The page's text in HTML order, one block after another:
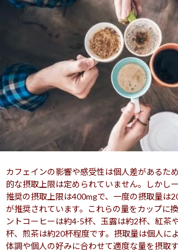
カフェインの影響や感受性は個人差があるた
的な摂取上限は定められていません。しかし
推奨の摂取上限は400mgで、一度の摂取量は
が推奨されています。これらの量をカップに
ントコーヒーは約4-5杯、玉露は約2杯、紅茶
杯、煎茶は約20杯程度です。摂取量は個人に
体調や個人の好みに合わせて適度な量を摂取